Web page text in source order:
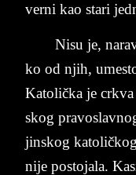
ver­ni kao sta­ri
Nisu je,
ko od njih,
Ka­to­lička je
skog
jin­skog
nije po­sto­ja­la.